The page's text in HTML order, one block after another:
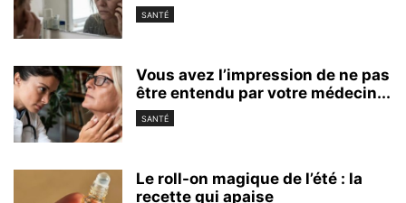
SANTÉ
Vous avez l’impression de ne pas
être entendu par votre médecin...
SANTÉ
Le roll-on magique de l’été : la
recette qui apaise